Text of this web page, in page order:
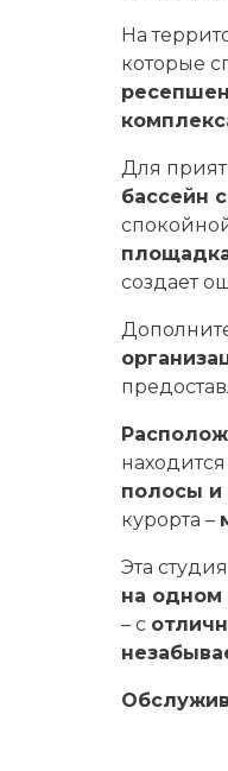
На
которые
Для
бассейн
создает
находится
полосы и
курорта –
Эта
на одном
– с